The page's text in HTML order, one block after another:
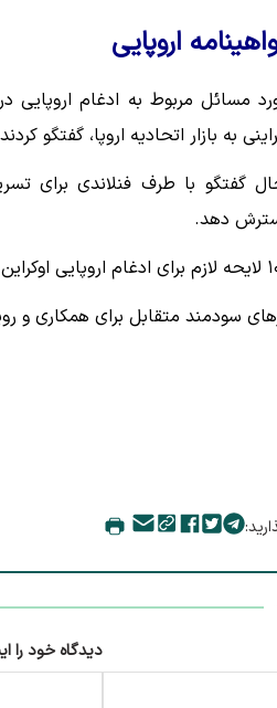
اروپایی
مسائل مربوط به ادغام اروپایی
به بازار اتحادیه اروپا، گفتگو
گفتگو با طرف فنلاندی برای
دهد.
سودمند متقابل برای همکاری و
دیدگاه خود را